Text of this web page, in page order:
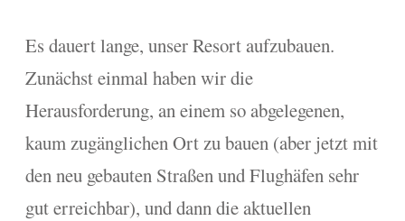
Es dauert lange, unser Resort aufzubauen.
Zunächst einmal haben wir die
Herausforderung, an einem so abgelegenen,
kaum zugänglichen Ort zu bauen (aber jetzt mit
den neu gebauten Straßen und Flughäfen sehr
gut erreichbar), und dann die aktuellen